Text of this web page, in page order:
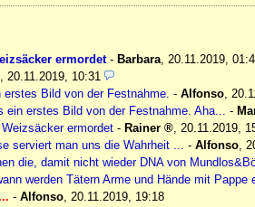
ermordet- Barbara 20.11.2019,
20.11.2019, 10:31
Bild von der Festnahme. - Alfonso
ein erstes Bild von der Festnahme. Aha...
-
ermordet - Rainer
20.11.2019,
serviert man uns die Wahrheit ...
- Alfonso
die, damit nicht wieder DNA von
werden Tätern Arme und Hände mit Pappe
- Alfonso 20.11.2019, 19:18